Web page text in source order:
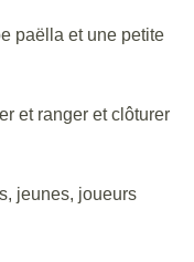
paëlla et une petite
et ranger et clôturer
jeunes, joueurs